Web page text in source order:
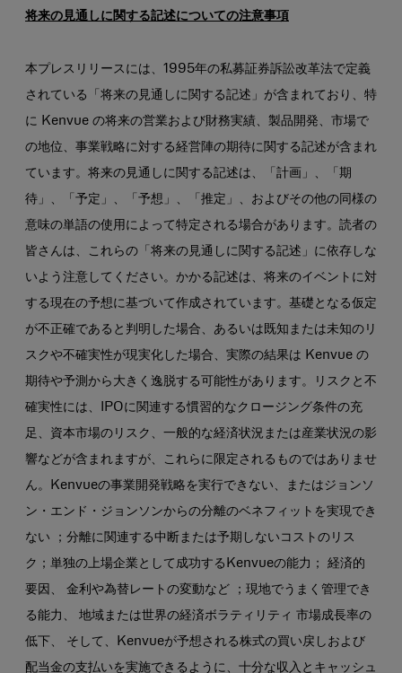
将来の見通しに関する記述についての注意事項
本プレスリリースには、1995年の私募証券訴訟改革法で定義
されている「将来の見通しに関する記述」が含まれており、特
に Kenvue の将来の営業および財務実績、製品開発、市場で
の地位、事業戦略に対する経営陣の期待に関する記述が含まれ
ています。将来の見通しに関する記述は、「計画」、「期
待」、「予定」、「予想」、「推定」、およびその他の同様の
意味の単語の使用によって特定される場合があります。読者の
皆さんは、これらの「将来の見通しに関する記述」に依存しな
いよう注意してください。かかる記述は、将来のイベントに対
する現在の予想に基づいて作成されています。基礎となる仮定
が不正確であると判明した場合、あるいは既知または未知のリ
スクや不確実性が現実化した場合、実際の結果は Kenvue の
期待や予測から大きく逸脱する可能性があります。リスクと不
確実性には、IPOに関連する慣習的なクロージング条件の充
足、資本市場のリスク、一般的な経済状況または産業状況の影
響などが含まれますが、これらに限定されるものではありませ
ん。Kenvueの事業開発戦略を実行できない、またはジョンソ
ン・エンド・ジョンソンからの分離のベネフィットを実現でき
ない ；分離に関連する中断または予期しないコストのリス
ク；単独の上場企業として成功するKenvueの能力； 経済的
要因、 金利や為替レートの変動など ；現地でうまく管理でき
る能力、 地域または世界の経済ボラティリティ 市場成長率の
低下、 そして、Kenvueが予想される株式の買い戻しおよび
配当金の支払いを実施できるように、十分な収入とキャッシュ